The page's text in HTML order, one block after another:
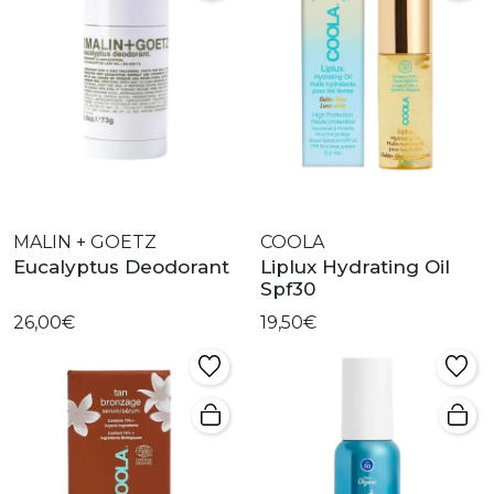
MALIN + GOETZ
Eucalyptus Deodorant
26,00€
COOLA
Liplux Hydrating Oil
Spf30
19,50€